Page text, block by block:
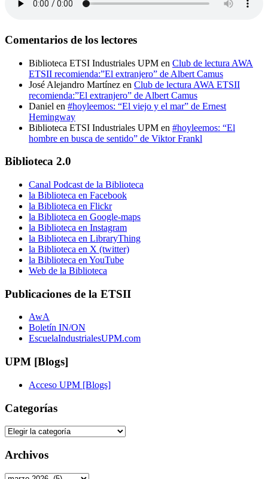
Comentarios de los lectores
Biblioteca ETSI Industriales UPM en Club de lectura AWA
ETSII recomienda:”El extranjero” de Albert Camus
José Alejandro Martínez en Club de lectura AWA ETSII
recomienda:”El extranjero” de Albert Camus
Daniel en #hoyleemos: “El viejo y el mar” de Ernest
Hemingway
Biblioteca ETSI Industriales UPM en #hoyleemos: “El
hombre en busca de sentido” de Viktor Frankl
Biblioteca 2.0
Canal Podcast de la Biblioteca
la Biblioteca en Facebook
la Biblioteca en Flickr
la Biblioteca en Google-maps
la Biblioteca en Instagram
la Biblioteca en LibraryThing
la Biblioteca en X (twitter)
la Biblioteca en YouTube
Web de la Biblioteca
Publicaciones de la ETSII
AwA
Boletín IN/ON
EscuelaIndustrialesUPM.com
UPM [Blogs]
Acceso UPM [Blogs]
Categorías
Categorías
Archivos